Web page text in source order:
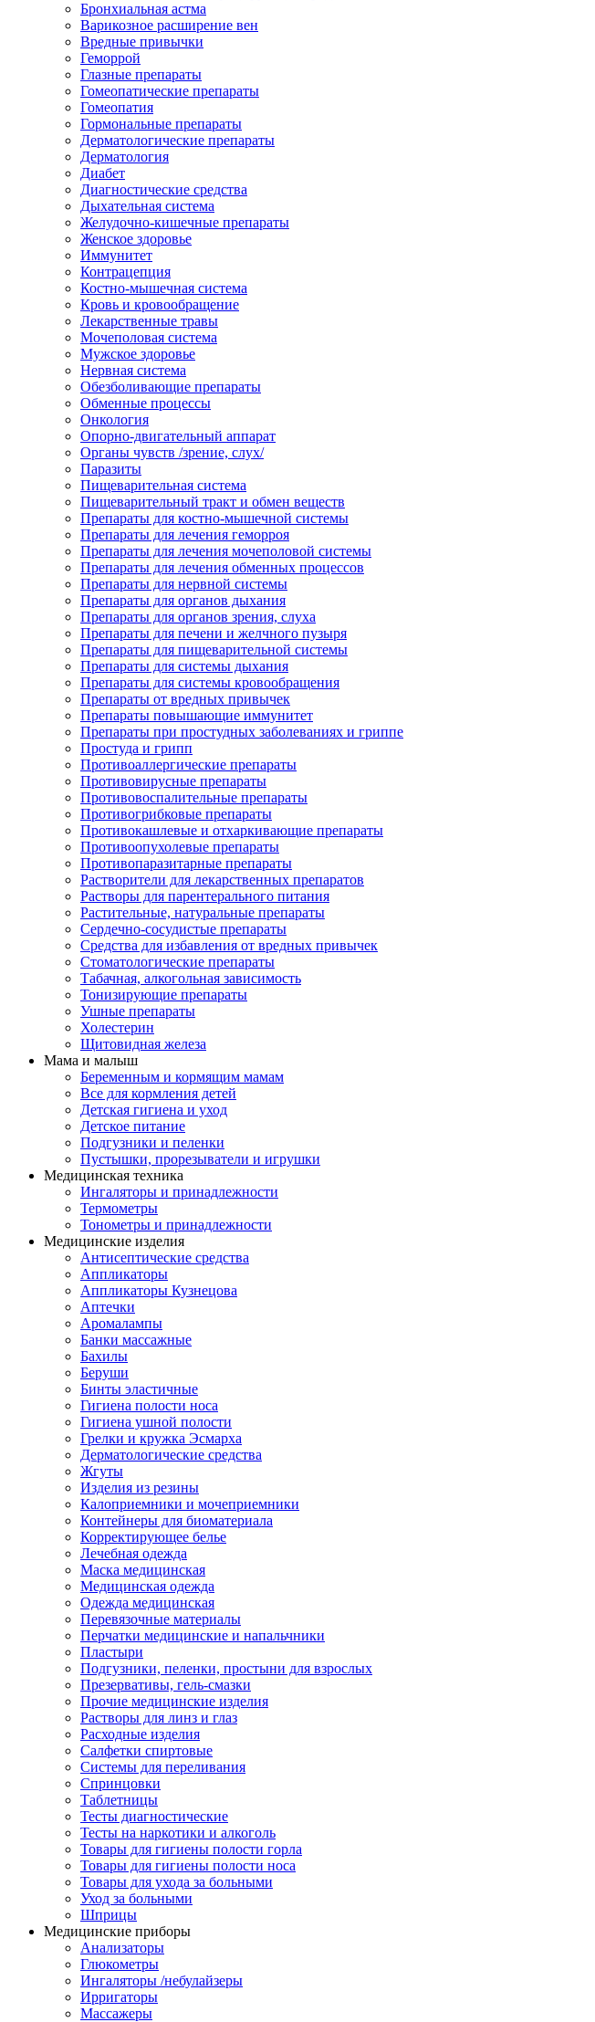
Бронхиальная астма
Варикозное расширение вен
Вредные привычки
Геморрой
Глазные препараты
Гомеопатические препараты
Гомеопатия
Гормональные препараты
Дерматологические препараты
Дерматология
Диабет
Диагностические средства
Дыхательная система
Желудочно-кишечные препараты
Женское здоровье
Иммунитет
Контрацепция
Костно-мышечная система
Кровь и кровообращение
Лекарственные травы
Мочеполовая система
Мужское здоровье
Нервная система
Обезболивающие препараты
Обменные процессы
Онкология
Опорно-двигательный аппарат
Органы чувств /зрение, слух/
Паразиты
Пищеварительная система
Пищеварительный тракт и обмен веществ
Препараты для костно-мышечной системы
Препараты для лечения геморроя
Препараты для лечения мочеполовой системы
Препараты для лечения обменных процессов
Препараты для нервной системы
Препараты для органов дыхания
Препараты для органов зрения, слуха
Препараты для печени и желчного пузыря
Препараты для пищеварительной системы
Препараты для системы дыхания
Препараты для системы кровообращения
Препараты от вредных привычек
Препараты повышающие иммунитет
Препараты при простудных заболеваниях и гриппе
Простуда и грипп
Противоаллергические препараты
Противовирусные препараты
Противовоспалительные препараты
Противогрибковые препараты
Противокашлевые и отхаркивающие препараты
Противоопухолевые препараты
Противопаразитарные препараты
Растворители для лекарственных препаратов
Растворы для парентерального питания
Растительные, натуральные препараты
Сердечно-сосудистые препараты
Средства для избавления от вредных привычек
Стоматологические препараты
Табачная, алкогольная зависимость
Тонизирующие препараты
Ушные препараты
Холестерин
Щитовидная железа
Мама и малыш
Беременным и кормящим мамам
Все для кормления детей
Детская гигиена и уход
Детское питание
Подгузники и пеленки
Пустышки, прорезыватели и игрушки
Медицинская техника
Ингаляторы и принадлежности
Термометры
Тонометры и принадлежности
Медицинские изделия
Антисептические средства
Аппликаторы
Аппликаторы Кузнецова
Аптечки
Аромалампы
Банки массажные
Бахилы
Беруши
Бинты эластичные
Гигиена полости носа
Гигиена ушной полости
Грелки и кружка Эсмарха
Дерматологические средства
Жгуты
Изделия из резины
Калоприемники и мочеприемники
Контейнеры для биоматериала
Корректирующее белье
Лечебная одежда
Маска медицинская
Медицинская одежда
Одежда медицинская
Перевязочные материалы
Перчатки медицинские и напальчники
Пластыри
Подгузники, пеленки, простыни для взрослых
Презервативы, гель-смазки
Прочие медицинские изделия
Растворы для линз и глаз
Расходные изделия
Салфетки спиртовые
Системы для переливания
Спринцовки
Таблетницы
Тесты диагностические
Тесты на наркотики и алкоголь
Товары для гигиены полости горла
Товары для гигиены полости носа
Товары для ухода за больными
Уход за больными
Шприцы
Медицинские приборы
Анализаторы
Глюкометры
Ингаляторы /небулайзеры
Ирригаторы
Массажеры